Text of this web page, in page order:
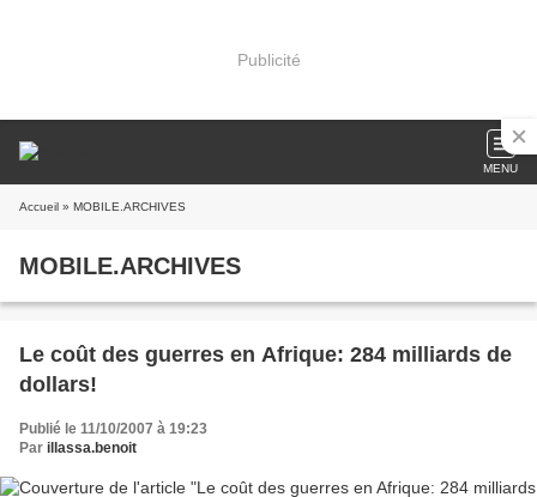
Publicité
MENU
Accueil » MOBILE.ARCHIVES
MOBILE.ARCHIVES
Le coût des guerres en Afrique: 284 milliards de
dollars!
Publié le 11/10/2007 à 19:23
Par illassa.benoit